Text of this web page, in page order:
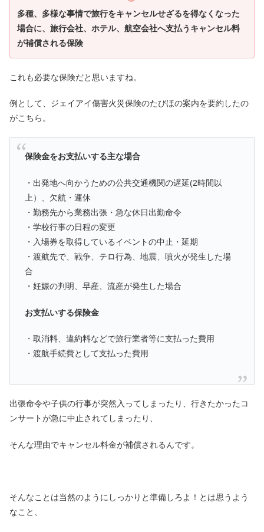
多種、多様な事情で旅行をキャンセルせざるを得なくなった
場合に、旅行会社、ホテル、航空会社へ支払うキャンセル料
が補償される保険
これも必要な保険だと思いますね。
例として、ジェイアイ傷害火災保険のたびほの案内を要約したの
がこちら。
保険金をお支払いする主な場合
・出発地へ向かうための公共交通機関の遅延(2時間以
上）、欠航・運休
・勤務先から業務出張・急な休日出勤命令
・学校行事の日程の変更
・入場券を取得しているイベントの中止・延期
・渡航先で、戦争、テロ行為、地震、噴火が発生した場
合
・妊娠の判明、早産、流産が発生した場合
お支払いする保険金
・取消料、違約料などで旅行業者等に支払った費用
・渡航手続費として支払った費用
出張命令や子供の行事が突然入ってしまったり、行きたかったコ
ンサートが急に中止されてしまったり、
そんな理由でキャンセル料金が補償されるんです。
そんなことは当然のようにしっかりと準備しろよ！とは思うよう
なこと、